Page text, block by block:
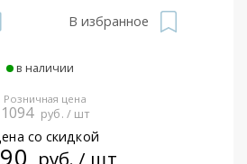
В избранное
в наличии
Розничная цена
1094 руб. / шт
со скидкой
руб. / шт